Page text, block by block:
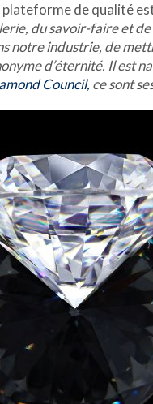
plateforme de qualité
du savoir-faire et
notre industrie, de
d’éternité. Il est
Council, ce sont